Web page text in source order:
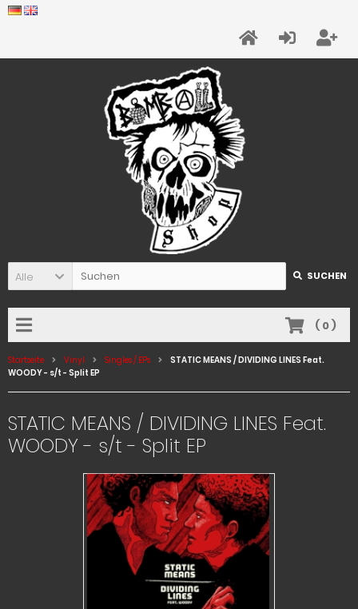
Alle SUCHEN
( 0)
Startseite Vinyl Singles / EPs
STATIC MEANS / DIVIDING LINES Feat.
WOODY - s/t - Split EP
STATIC MEANS / DIVIDING LINES Feat.
WOODY - s/t - Split EP